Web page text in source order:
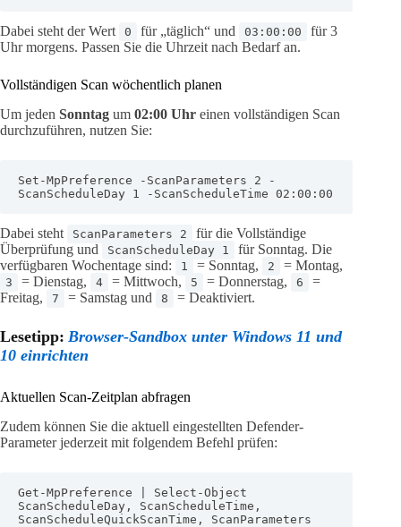
Dabei steht der Wert 0 für „täglich“ und 03:00:00
für 3
Uhr morgens. Passen Sie die Uhrzeit nach Bedarf an.
Vollständigen Scan wöchentlich planen
Um jeden Sonntag um 02:00 Uhr einen vollständigen Scan
durchzuführen, nutzen Sie:
Set-MpPreference -ScanParameters 2 -
ScanScheduleDay 1 -ScanScheduleTime 02:00:00
Dabei steht ScanParameters 2
für die Vollständige
Überprüfung und
ScanScheduleDay 1
für Sonntag. Die
verfügbaren Wochentage sind:
1 = Sonntag, 2 = Montag,
3 = Dienstag, 4 = Mittwoch, 5 = Donnerstag, 6
=
Freitag,
7 = Samstag und 8 = Deaktiviert.
Lesetipp: Browser-Sandbox unter Windows 11 und
10 einrichten
Aktuellen Scan-Zeitplan abfragen
Zudem können Sie die aktuell eingestellten Defender-
Parameter jederzeit mit folgendem Befehl prüfen:
Get-MpPreference | Select-Object
ScanScheduleDay, ScanScheduleTime,
ScanScheduleQuickScanTime, ScanParameters